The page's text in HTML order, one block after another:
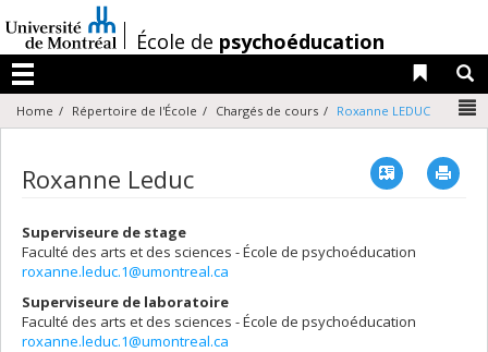
au
contenu
/École de psychoéducation
Menu
Liens
Home Répertoire de l'École Chargés de cours Roxanne LEDUC
Roxanne Leduc Vcard
Superviseure de stage
Faculté des arts et des sciences - École de psychoéducation
roxanne.leduc.1@umontreal.ca
Superviseure de laboratoire
Faculté des arts et des sciences - École de psychoéducation
roxanne.leduc.1@umontreal.ca